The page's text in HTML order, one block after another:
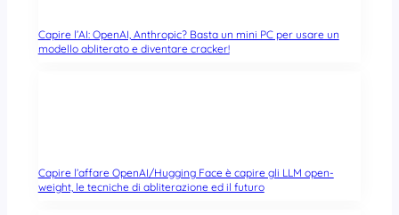
Capire l’AI: OpenAI, Anthropic? Basta un mini PC per usare un
modello abliterato e diventare cracker!
Capire l’affare OpenAI/Hugging Face è capire gli LLM open-
weight, le tecniche di abliterazione ed il futuro